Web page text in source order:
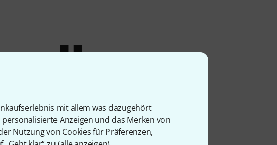
mit allem was dazugehört
Anzeigen und das Merken von
Nutzung von Cookies für Präferenzen,